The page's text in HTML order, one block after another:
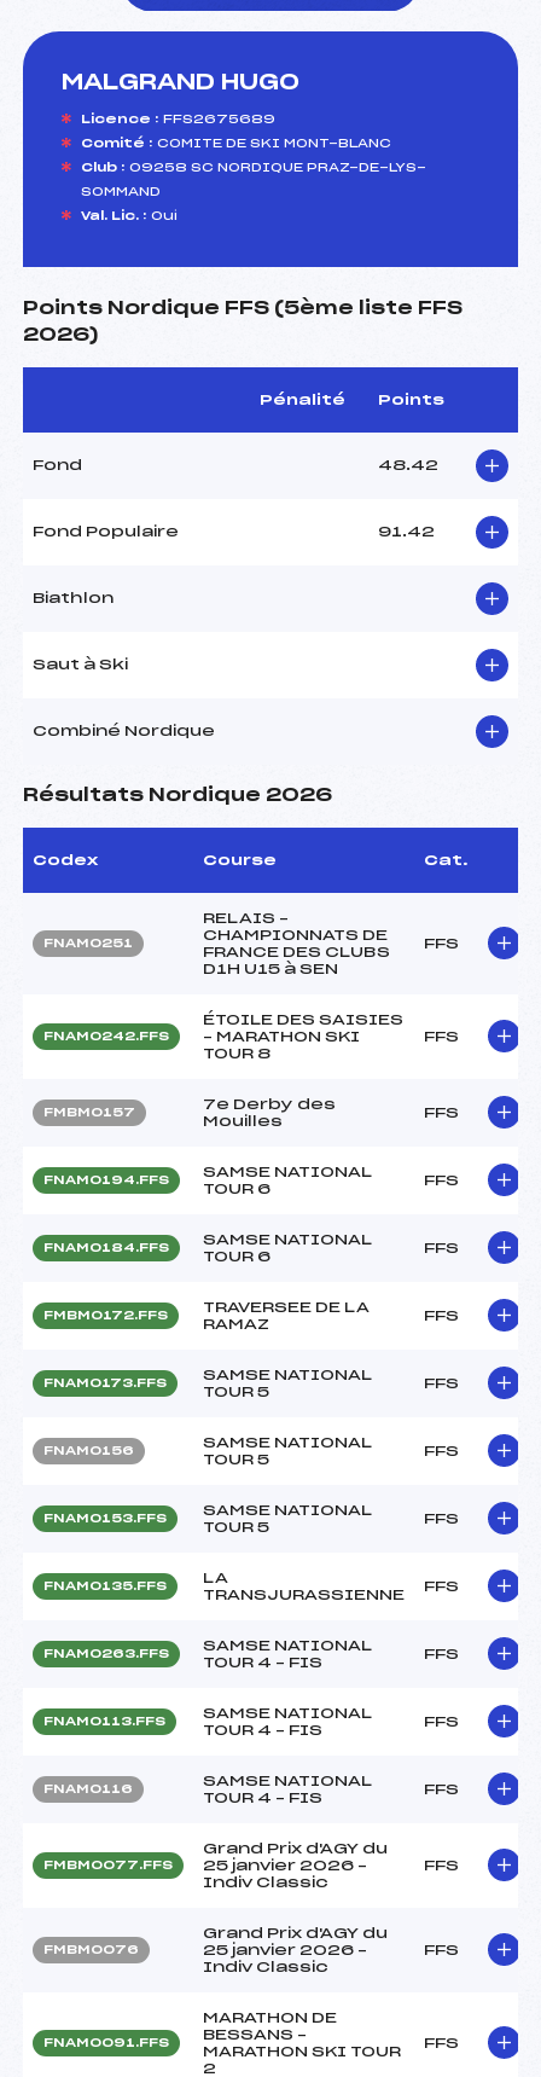
MALGRAND HUGO
Licence : FFS2675689
Comité : COMITE DE SKI MONT-BLANC
Club : 09258 SC NORDIQUE PRAZ-DE-LYS-
SOMMAND
Val. Lic. : Oui
Points Nordique FFS (5ème liste FFS
2026)
Pénalité Points
Fond 48.42
Fond Populaire 91.42
Biathlon
Saut à Ski
Combiné Nordique
Résultats Nordique 2026
Codex Course Cat.
FNAM0251
RELAIS –
CHAMPIONNATS DE
FRANCE DES CLUBS
D1H U15 à SEN
FFS
FNAM0242.FFS
ÉTOILE DES SAISIES
– MARATHON SKI
TOUR 8
FFS
FMBM0157
7e Derby des
Mouilles
FFS
FNAM0194.FFS
SAMSE NATIONAL
TOUR 6
FFS
FNAM0184.FFS
SAMSE NATIONAL
TOUR 6
FFS
FMBM0172.FFS
TRAVERSEE DE LA
RAMAZ
FFS
FNAM0173.FFS
SAMSE NATIONAL
TOUR 5
FFS
FNAM0156
SAMSE NATIONAL
TOUR 5
FFS
FNAM0153.FFS
SAMSE NATIONAL
TOUR 5
FFS
FNAM0135.FFS
LA
TRANSJURASSIENNE
FFS
FNAM0263.FFS
SAMSE NATIONAL
TOUR 4 – FIS
FFS
FNAM0113.FFS
SAMSE NATIONAL
TOUR 4 – FIS
FFS
FNAM0116
SAMSE NATIONAL
TOUR 4 – FIS
FFS
FMBM0077.FFS
Grand Prix d'AGY du
25 janvier 2026 –
Indiv Classic
FFS
FMBM0076
Grand Prix d'AGY du
25 janvier 2026 –
Indiv Classic
FFS
FNAM0091.FFS
MARATHON DE
BESSANS –
MARATHON SKI TOUR
2
FFS